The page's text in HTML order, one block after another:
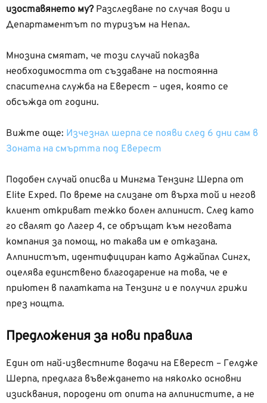
изоставянето му?Разследване по случая води и
Департаментът по туризъм на Непал.
Мнозина смятат, че този случай показва
необходимостта от създаване на постоянна
спасителна служба на Еверест – идея, която се
обсъжда от години.
Вижте още: Изчезнал шерпа се появи след 6 дни сам в
Зоната на смъртта под Еверест
Подобен случай описва и Мингма Тензинг Шерпа от
Elite Exped. По време на слизане от върха той и негов
клиент откриват тежко болен алпинист. След като
го свалят до Лагер 4, се обръщат към неговата
компания за помощ, но такава им е отказана.
Алпинистът, идентифициран като Аджайпал Сингх,
оцелява единствено благодарение на това, че е
приютен в палатката на Тензинг и е получил грижи
през нощта.
Предложения за нови правила
Един от най-известните водачи на Еверест – Гелдже
Шерпа, предлага въвеждането на няколко основни
изисквания, породени от опита на алпинистите, а не